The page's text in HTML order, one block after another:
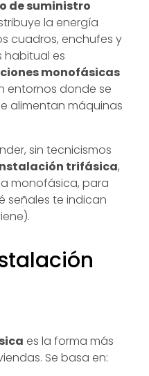
de suministro
la energía
cuadros, enchufes y
habitual es
monofásicas
entornos donde se
alimentan máquinas
sin tecnicismos
trifásica,
monofásica, para
señales te indican
es la forma más
Se basa en: